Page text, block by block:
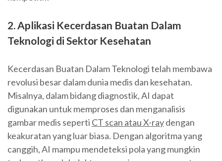
2. Aplikasi Kecerdasan Buatan Dalam
Teknologi di Sektor Kesehatan
Kecerdasan Buatan Dalam Teknologi telah membawa
revolusi besar dalam dunia medis dan kesehatan.
Misalnya, dalam bidang diagnostik, AI dapat
digunakan untuk memproses dan menganalisis
gambar medis seperti CT scan atau X-raydengan
keakuratan yang luar biasa. Dengan algoritma yang
canggih, AI mampu mendeteksi pola yang mungkin